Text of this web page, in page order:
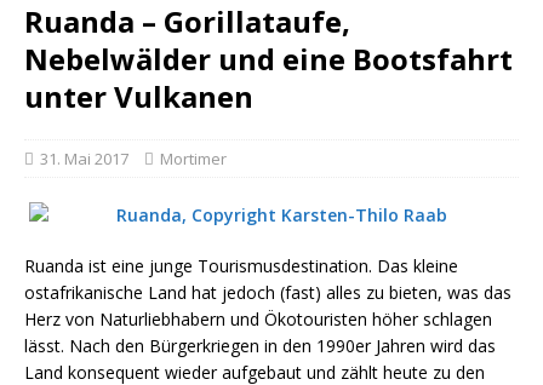
Ruanda – Gorillataufe,
Nebelwälder und eine Bootsfahrt
unter Vulkanen
31. Mai 2017 Mortimer
Ruanda ist eine junge Tourismusdestination. Das kleine
ostafrikanische Land hat jedoch (fast) alles zu bieten, was das
Herz von Naturliebhabern und Ökotouristen höher schlagen
lässt. Nach den Bürgerkriegen in den 1990er Jahren wird das
Land konsequent wieder aufgebaut und zählt heute zu den